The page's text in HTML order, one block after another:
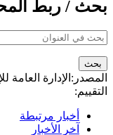
بحث / ربط
المصدر: الإدارة العامة
التقييم:
أخبار مرتبطة
آخر الأخبار